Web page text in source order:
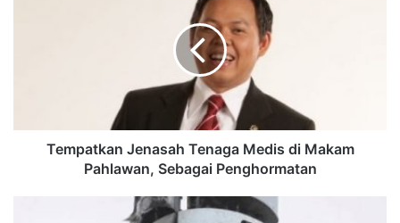
Tempatkan Jenasah Tenaga Medis di Makam
Pahlawan, Sebagai Penghormatan